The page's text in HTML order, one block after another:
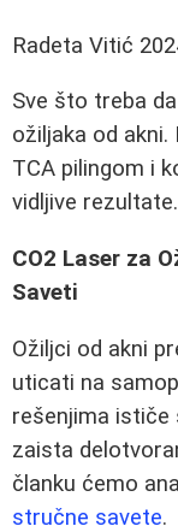
Radeta Vitić
Sve što treba
ožiljaka od
TCA pilingom i
vidljive rezultate.
CO2 Laser za
Saveti
Ožiljci od akni
uticati na
rešenjima ističe
zaista
članku ćemo
stručne savete.